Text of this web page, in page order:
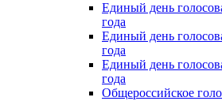
Единый день
года
Единый день
года
Единый день
года
Общероссийское